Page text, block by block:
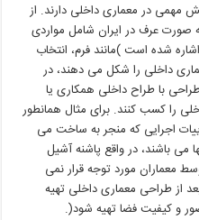
مهمی در معماری داخلی دارند. از
صورت عرف در ایران شامل مواردی
اشاره شده است)مانند فرم، انتخاب
داخلی را شکل می دهند، در
باطراح داخلی همکاری یا
راکسبکنند.برای مثال همانطور
اجرایی که منجربه ساخت می
می باشند، درواقع پاشنهآشیل
معماران موردتوجهقرارنمی
ازطراحی معماریداخلی تهیه
وکیفیتفضاتهیه شود(.